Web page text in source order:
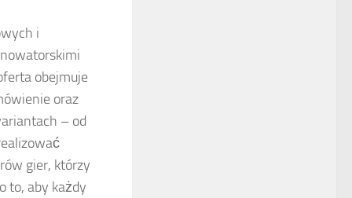
i
obejmuje
oraz
– od
gier, którzy
to, aby każdy